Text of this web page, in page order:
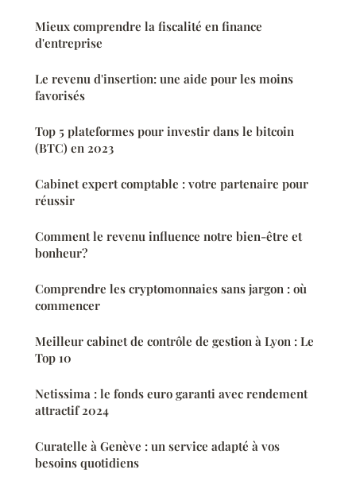
Mieux comprendre la fiscalité en finance
d'entreprise
Le revenu d'insertion: une aide pour les moins
favorisés
Top 5 plateformes pour investir dans le bitcoin
(BTC) en 2023
Cabinet expert comptable : votre partenaire pour
réussir
Comment le revenu influence notre bien-être et
bonheur?
Comprendre les cryptomonnaies sans jargon : où
commencer
Meilleur cabinet de contrôle de gestion à Lyon : Le
Top 10
Netissima : le fonds euro garanti avec rendement
attractif 2024
Curatelle à Genève : un service adapté à vos
besoins quotidiens